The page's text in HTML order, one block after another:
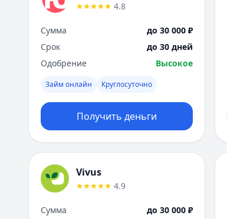
4.8
Сумма
до 30 000 ₽
Срок
до 30 дней
Одобрение
Высокое
Займ онлайн Круглосуточно
Получить деньги
Vivus
4.9
Сумма до 30 000 ₽